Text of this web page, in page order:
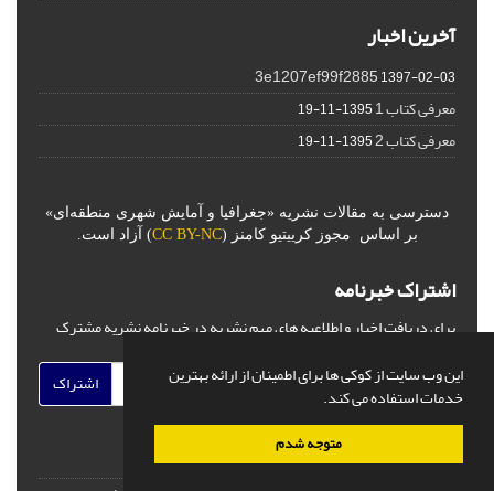
این وب سایت از کوکی ها برای اطمینان از ارائه بهترین
خدمات استفاده می کند.
متوجه شدم
آخرین اخبار
3e1207ef99f28851397-02-03
معرفی کتاب 1 1395-11-19
معرفی کتاب 2 1395-11-19
دسترسی به مقالات نشریه «جغرافیا و آمایش شهری منطقه‌ای»
بر اساس مجوز کرییتیو کامنز (CC BY-NC) آزاد است.
اشتراک خبرنامه
برای دریافت اخبار و اطلاعیه های مهم نشریه در خبرنامه نشریه مشترک
اشتراک